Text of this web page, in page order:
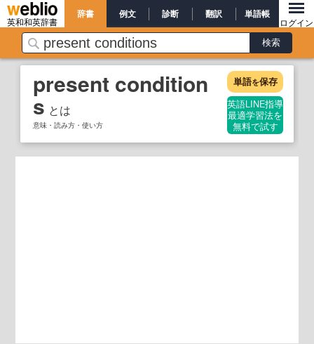
英和和英辞書
辞書 例文 診断 翻訳 単語帳
ログイン
present condition
s とは
意味・読み方・使い方
単語を保存
英語LINE指導
最適学習法を
無料で試す